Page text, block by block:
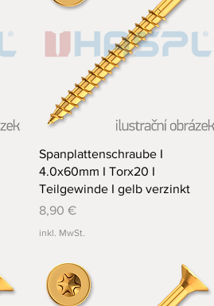
Schnellansicht
Spanplattenschraube I
4.0x60mm I Torx20 I
Teilgewinde I gelb verzinkt
Preis
8,90 €
inkl. MwSt.